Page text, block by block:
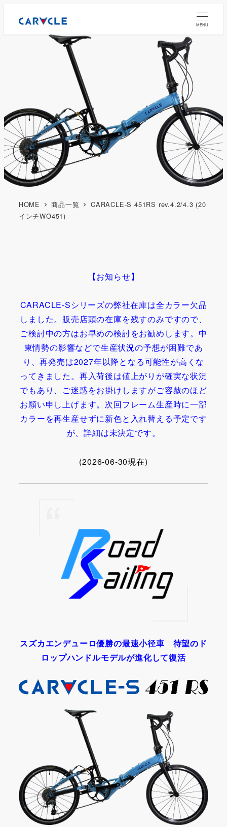
MENU
HOME 商品一覧
CARACLE-S 451RS rev.4.2/4.3 (20
インチWO451)
【お知らせ】
CARACLE-Sシリーズの弊社在庫は全カラー欠品
しました。販売店頭の在庫を残すのみですので、
ご検討中の方はお早めの検討をお勧めします。 中
東情勢の影響などで生産状況の予想が困難であ
り、再発売は2027年以降となる可能性が高くな
ってきました。再入荷後は値上がりが確実な状況
でもあり、ご迷惑をお掛けしますがご容赦のほど
お願い申し上げます。次回フレーム生産時に一部
カラーを再生産せずに新色と入れ替える予定です
が、詳細は未決定です。
(2026-06-30現在)
スズカエンデューロ優勝の最速小径車 待望のド
ロップハンドルモデルが進化して復活